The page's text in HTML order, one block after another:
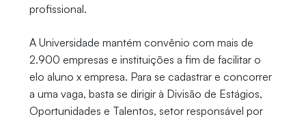
profissional.
A Universidade mantém convênio com mais de
2.900 empresas e instituições a fim de facilitar o
elo aluno x empresa. Para se cadastrar e concorrer
a uma vaga, basta se dirigir à Divisão de Estágios,
Oportunidades e Talentos, setor responsável por